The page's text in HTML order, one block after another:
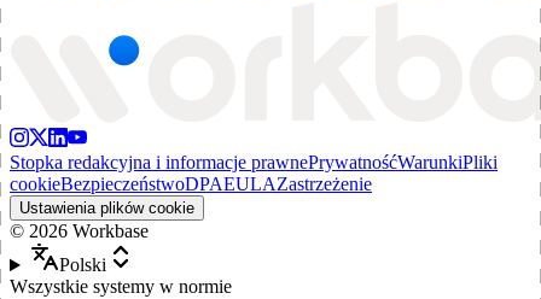
Stopka redakcyjna i informacje prawnePrywatnośćWarunkiPliki
cookieBezpieczeństwoDPAEULAZastrzeżenie
Ustawienia plików cookie
© 2026 Workbase
Polski
Wszystkie systemy w normie